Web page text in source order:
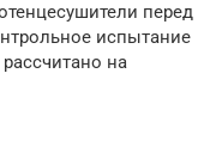
перед
испытание
на